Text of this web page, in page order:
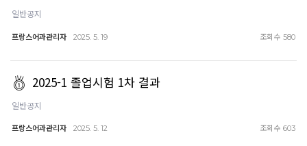
일반공지
프랑스어과관리자 2025. 5. 19 조회수 580
2025-1 졸업시험 1차 결과
일반공지
프랑스어과관리자 2025. 5. 12 조회수 603